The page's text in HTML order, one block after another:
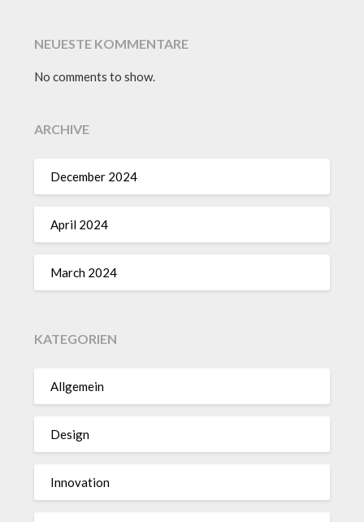
NEUESTE KOMMENTARE
No comments to show.
ARCHIVE
December 2024
April 2024
March 2024
KATEGORIEN
Allgemein
Design
Innovation